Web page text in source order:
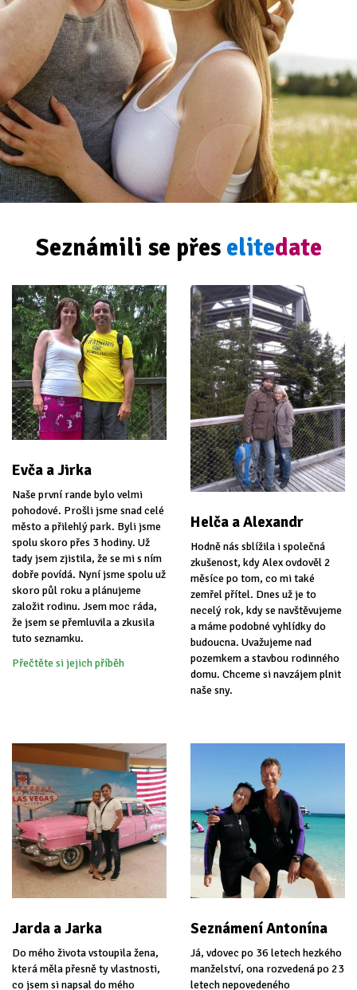
Seznámili se přes elitedate
Evča a Jirka
Naše první rande bylo velmi
pohodové. Prošli jsme snad celé
město a přilehlý park. Byli jsme
spolu skoro přes 3 hodiny. Už
tady jsem zjistila, že se mi s ním
dobře povídá. Nyní jsme spolu už
skoro půl roku a plánujeme
založit rodinu. Jsem moc ráda,
že jsem se přemluvila a zkusila
tuto seznamku.
Přečtěte si jejich příběh
Helča a Alexandr
Hodně nás sblížila i společná
zkušenost, kdy Alex ovdověl 2
měsíce po tom, co mi také
zemřel přítel. Dnes už je to
necelý rok, kdy se navštěvujeme
a máme podobné vyhlídky do
budoucna. Uvažujeme nad
pozemkem a stavbou rodinného
domu. Chceme si navzájem plnit
naše sny.
Jarda a Jarka
Do mého života vstoupila žena,
která měla přesně ty vlastnosti,
co jsem si napsal do mého
Seznámení Antonína
Já, vdovec po 36 letech hezkého
manželství, ona rozvedená po 23
letech nepovedeného